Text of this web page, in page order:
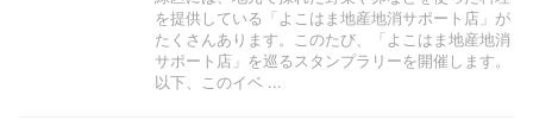
を提供している「よこはま地産地消サポート店」が
たくさんあります。このたび、「よこはま地産地消
サポート店」を巡るスタンプラリーを開催します。
以下、このイベ ...